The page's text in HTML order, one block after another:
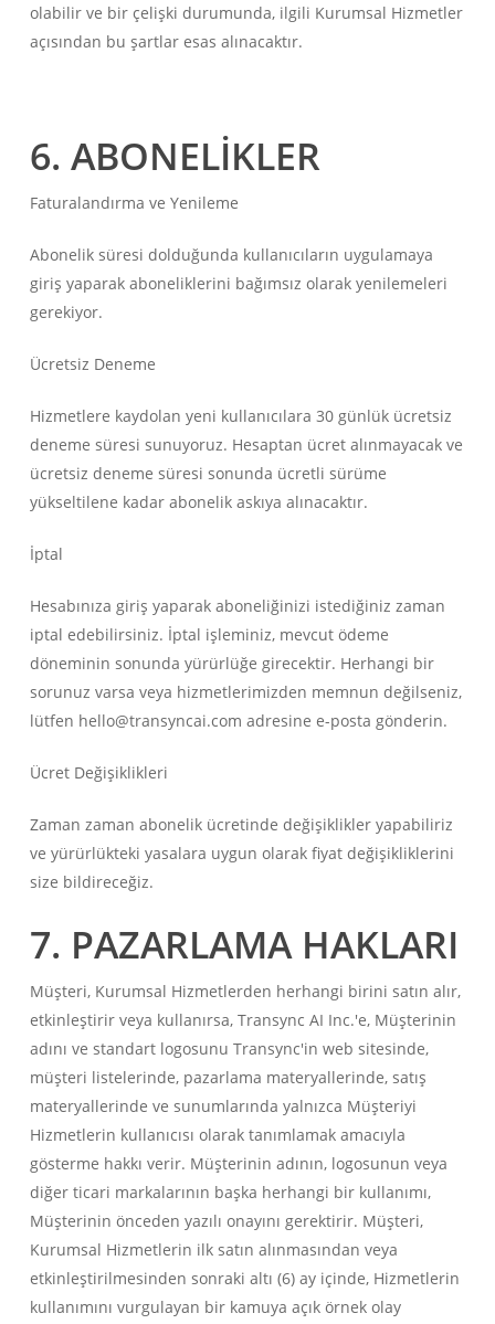
olabilir ve bir çelişki durumunda, ilgili Kurumsal Hizmetler
açısından bu şartlar esas alınacaktır.
6. ABONELİKLER
Faturalandırma ve Yenileme
Abonelik süresi dolduğunda kullanıcıların uygulamaya
giriş yaparak aboneliklerini bağımsız olarak yenilemeleri
gerekiyor.
Ücretsiz Deneme
Hizmetlere kaydolan yeni kullanıcılara 30 günlük ücretsiz
deneme süresi sunuyoruz. Hesaptan ücret alınmayacak ve
ücretsiz deneme süresi sonunda ücretli sürüme
yükseltilene kadar abonelik askıya alınacaktır.
İptal
Hesabınıza giriş yaparak aboneliğinizi istediğiniz zaman
iptal edebilirsiniz. İptal işleminiz, mevcut ödeme
döneminin sonunda yürürlüğe girecektir. Herhangi bir
sorunuz varsa veya hizmetlerimizden memnun değilseniz,
lütfen hello@transyncai.com adresine e-posta gönderin.
Ücret Değişiklikleri
Zaman zaman abonelik ücretinde değişiklikler yapabiliriz
ve yürürlükteki yasalara uygun olarak fiyat değişikliklerini
size bildireceğiz.
7. PAZARLAMA HAKLARI
Müşteri, Kurumsal Hizmetlerden herhangi birini satın alır,
etkinleştirir veya kullanırsa, Transync AI Inc.'e, Müşterinin
adını ve standart logosunu Transync'in web sitesinde,
müşteri listelerinde, pazarlama materyallerinde, satış
materyallerinde ve sunumlarında yalnızca Müşteriyi
Hizmetlerin kullanıcısı olarak tanımlamak amacıyla
gösterme hakkı verir. Müşterinin adının, logosunun veya
diğer ticari markalarının başka herhangi bir kullanımı,
Müşterinin önceden yazılı onayını gerektirir. Müşteri,
Kurumsal Hizmetlerin ilk satın alınmasından veya
etkinleştirilmesinden sonraki altı (6) ay içinde, Hizmetlerin
kullanımını vurgulayan bir kamuya açık örnek olay